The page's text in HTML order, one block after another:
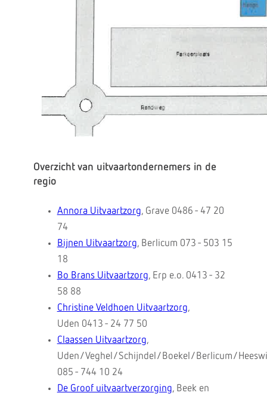
Overzicht van uitvaartondernemers in de
regio
Annora Uitvaartzorg, Grave 0486 - 47 20
74
Bijnen Uitvaartzorg, Berlicum 073 - 503 15
18
Bo Brans Uitvaartzorg, Erp e.o. 0413 - 32
58 88
Christine Veldhoen Uitvaartzorg,
Uden 0413 - 24 77 50
Claassen Uitvaartzorg,
Uden/Veghel/Schijndel/Boekel/Berlicum/
085 - 744 10 24
De Groof uitvaartverzorging, Beek en